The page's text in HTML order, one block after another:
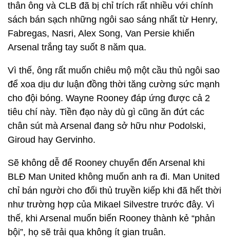
thân ông và CLB đã bị chỉ trích rất nhiều với chính
sách bán sạch những ngôi sao sáng nhất từ Henry,
Fabregas, Nasri, Alex Song, Van Persie khiến
Arsenal trắng tay suốt 8 năm qua.
Vì thế, ông rất muốn chiêu mộ một cầu thủ ngôi sao
để xoa dịu dư luận đồng thời tăng cường sức mạnh
cho đội bóng. Wayne Rooney đáp ứng được cả 2
tiêu chí này. Tiền đạo này dù gì cũng ăn đứt các
chân sút mà Arsenal đang sở hữu như Podolski,
Giroud hay Gervinho.
Sẽ không dễ để Rooney chuyển đến Arsenal khi
BLĐ Man United không muốn anh ra đi. Man United
chỉ bán người cho đối thủ truyền kiếp khi đã hết thời
như trường hợp của Mikael Silvestre trước đây. Vì
thế, khi Arsenal muốn biến Rooney thành kẻ “phản
bội”, họ sẽ trải qua không ít gian truân.